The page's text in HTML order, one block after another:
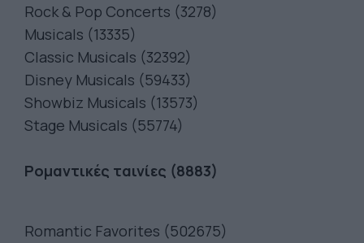
Rock & Pop Concerts (3278)
Musicals (13335)
Classic Musicals (32392)
Disney Musicals (59433)
Showbiz Musicals (13573)
Stage Musicals (55774)
Ρομαντικές ταινίες (8883)
Romantic Favorites (502675)